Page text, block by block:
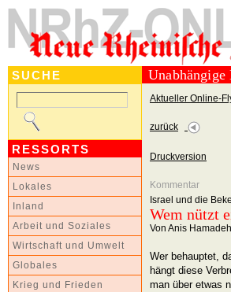
SUCHE
RESSORTS
News
Lokales
Inland
Arbeit und Soziales
Wirtschaft und Umwelt
Globales
Krieg und Frieden
Aktueller Online-
zurück
Druckversion
Kommentar
Israel und die
Wem nützt
Von Anis Hamadeh
Wer behauptet,
hängt diese
man über etwas